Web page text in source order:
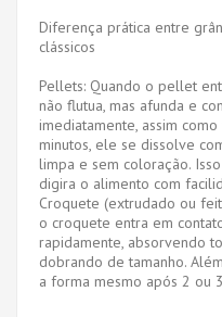
Diferença prática entre
clássicos
Pellets: Quando o pellet
não flutua, mas afunda e
imediatamente, assim
minutos, ele se dissolve
limpa e sem coloração.
digira o alimento com
Croquete (extrudado ou
o croquete entra em
rapidamente, absorvendo
dobrando de tamanho.
a forma mesmo após 2 ou